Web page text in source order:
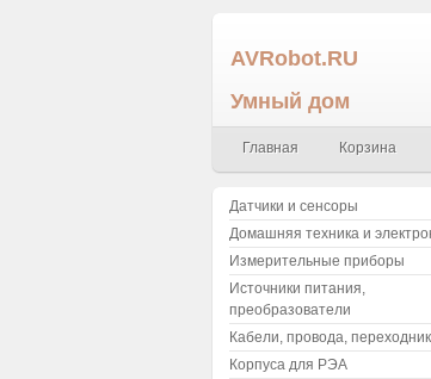
AVRobot.RU
Умный дом
Главная Корзина
Датчики и сенсоры
Домашняя техника и
Измерительные приборы
Источники питания,
преобразователи
Кабели, провода,
Корпуса для РЭА